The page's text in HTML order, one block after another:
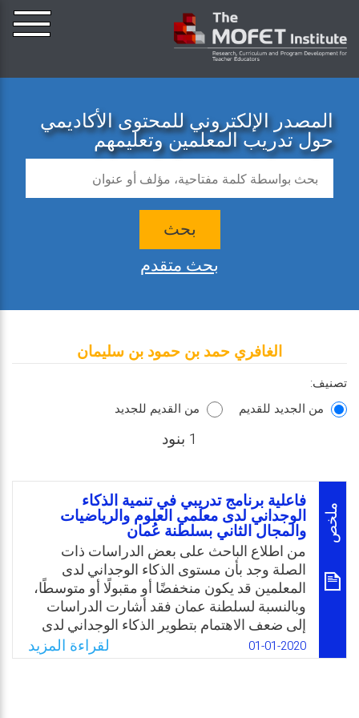
المصدر الإلكتروني للمحتوى الأكاديمي
حول تدريب المعلمين وتعليمهم
بحث
بحث متقدم
الغافري حمد بن حمود بن سليمان
تصنيف:
من الجديد للقديم
من القديم للجديد
1 بنود
ملخص
فاعلية برنامج تدريبي في تنمية الذكاء
الوجداني لدى معلمي العلوم والرياضيات
والمجال الثاني بسلطنة عُمان
من اطلاع الباحث على بعض الدراسات ذات
الصلة وجد بأن مستوى الذكاء الوجداني لدى
المعلمين قد يكون منخفضًا أو مقبولًا أو متوسطًا،
وبالنسبة لسلطنة عمان فقد أشارت الدراسات
إلى ضعف الاهتمام بتطوير الذكاء الوجداني لدى
المعلمين، والذي يعكسه غياب واضح لأية
مقررات أكاديمية تتناول الوعي والتدريب على
01-01-2020 لقراءة المزيد